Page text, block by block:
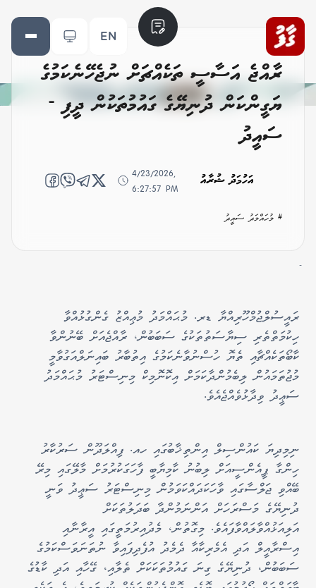
EN
ރާއްޖެ އަސާސީ ތަކެއްޗަށް ނުޖެހޭނެކަމުގެ
ޔަގީންކަން ދުނިޔޭގެ ގައުމުތަކުން ދީފި -
ސައީދު
އަހުމަދު ޝުރާއު
4/23/2026,
6:27:57 PM
# މުހައްމަދު ސައީދު
-
ރައީސުލްޖުމްހޫރިއްޔާ ޑރ. މުޙައްމަދު މުޢިއްޒު ގެންގުޅުއްވާ
ހިކުމަތްތެރި ސިޔާސަތުތަކުގެ ސަބަބުން، ރާއްޖެއަށް ބޭނުންވާ
ކާބޯތަކެއްޗާއި ތެޔޮ ހުސްނުވާނެކަމުގެ އިތުބާރު ބައިނަލްއަގުވާމީ
މުޖުތަމައުން ލިބެމުންދާކަމަށް އިކޮނޮމިކް މިނިސްޓަރު މުޙައްމަދު
ސަޢީދު ވިދާޅުވެއްޖެއެވެ.
ނިމިދިޔަ ކައުންސިލް އިންތިޚާބުގައި ހއ. ފިއްލަދޫން ސަރުކާރު
ހިންގާ ޕީއެންސީއަށް ލިބުނު ކާމިޔާބީ ފާހަގަކުރުމަށް މާލޭގައި މިރޭ
ބޭއްވި ޖަލްސާގައި ވާހަކަދައްކަވަމުން މިނިސްޓަރު ސަޢީދު ވަނީ
ދުނިޔޭގެ މަސްރަހަށް އަންނަމުންދާ ބަދަލުތަކަށް
އަލިއަޅުއްވާލައްވާފައެވެ. މިގޮތުން، މެދުއިރުމަތީގައި އީރާނާއި
އިސްރާއީލް އަދި އެމެރިކާއާ ދެމެދު އުފެދިފައިވާ ނުތަނަވަސްކަމުގެ
ސަބަބުން، ދުނިޔޭގެ ގިނަ ގައުމުތަކަކަށް ތެލާއި، ގޭހާއި އަދި ކާޑުގެ